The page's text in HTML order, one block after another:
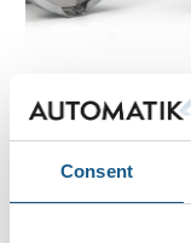
Consent
Ny
Rotationspumpe